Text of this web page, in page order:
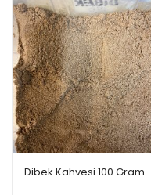
Dibek Kahvesi 100 Gram